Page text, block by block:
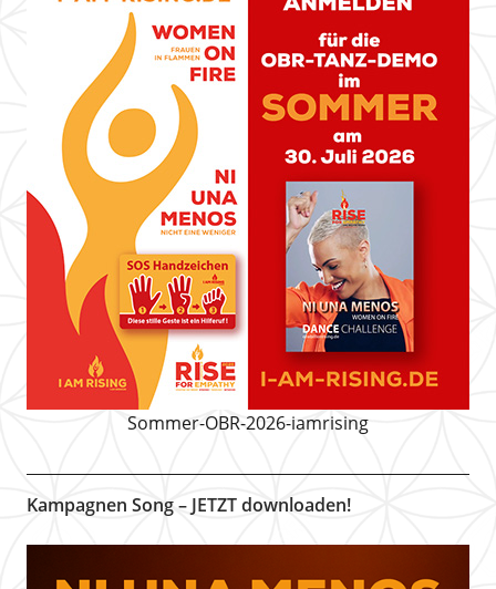
Sommer-OBR-2026-iamrising
Kampagnen Song – JETZT downloaden!